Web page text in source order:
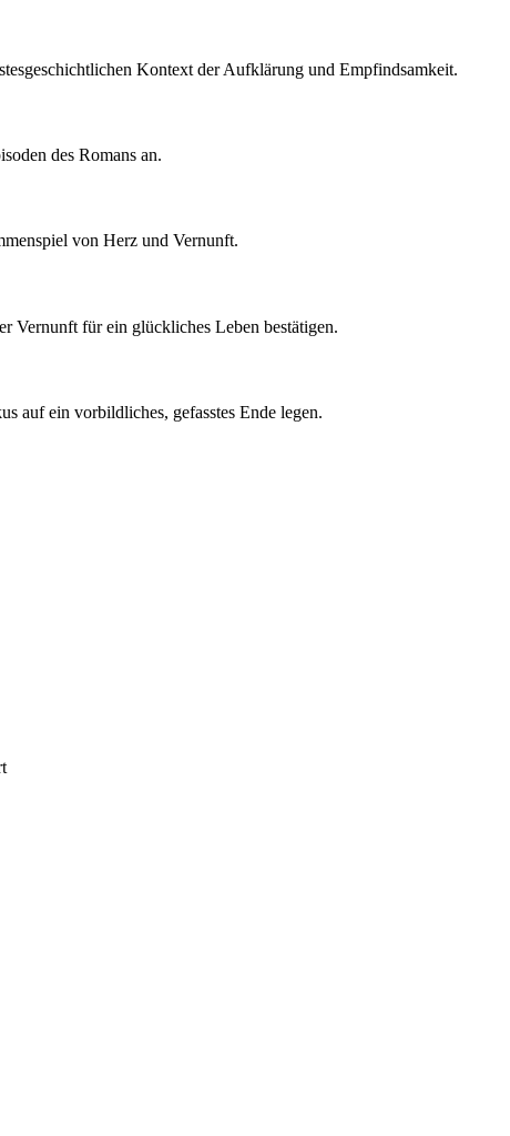
Kontext der Aufklärung und Empfindsamkeit.
des Romans an.
von Herz und Vernunft.
Vernunft für ein glückliches Leben bestätigen.
auf ein vorbildliches, gefasstes Ende legen.